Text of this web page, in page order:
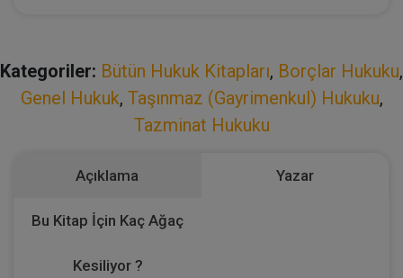
Kategoriler: Bütün Hukuk Kitapları, Borçlar Hukuku,
Genel Hukuk, Taşınmaz (Gayrimenkul) Hukuku,
Tazminat Hukuku
Açıklama Yazar
Bu Kitap İçin Kaç Ağaç
Kesiliyor ?